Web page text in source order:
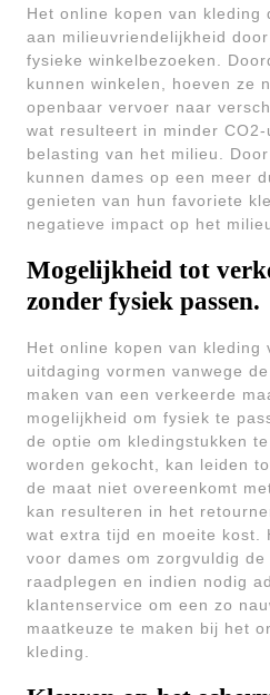
Het online kopen van kleding
aan milieuvriendelijkheid
fysieke winkelbezoeken.
kunnen winkelen, hoeven ze
openbaar vervoer naar
wat resulteert in minder
belasting van het milieu.
kunnen dames op een meer
genieten van hun favoriete
negatieve impact op het
Mogelijkheid tot
zonder fysiek passen.
Het online kopen van kleding
uitdaging vormen vanwege
maken van een verkeerde
mogelijkheid om fysiek te
de optie om kledingstukken
worden gekocht, kan leiden
de maat niet overeenkomt
kan resulteren in het
wat extra tijd en moeite kost.
voor dames om zorgvuldig
raadplegen en indien nodig
klantenservice om een zo
maatkeuze te maken bij het
kleding.